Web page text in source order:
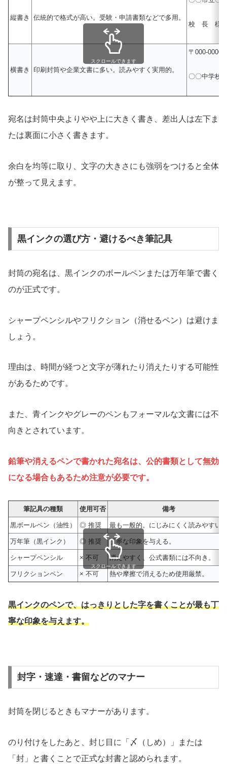
縦書き 伝統的で格式が高い。受験・申請書類などで多用。
校 長 様
横書き 印刷封筒や企業文書に多い。読みやすく実用的。
〒000-0000
〇〇中学校
スクロールできます
宛名は封筒中央よりやや上に大きく書き、差出人は左下ま
たは裏面に小さく書きます。
余白を均等に取り、文字の大きさにも強弱をつけると全体
が整って見えます。
黒インクの選び方・避けるべき筆記具
封筒の宛名は、黒インクのボールペンまたは万年筆で書く
のが正式です。
シャープペンシルやフリクション（消せるペン）は避けま
しょう。
理由は、時間が経つと文字が薄れたり消えたりする可能性
があるためです。
また、青インクやグレーのペンもフォーマルな文書には不
向きとされています。
鉛筆や消えるペンで書かれた宛名は、公的書類として無効
になる場合もあるため注意が必要です。
筆記具の種類 使用可否 備考
黒ボールペン（油性） ◎ 推奨 最も一般的。にじみにくく読みやすい
万年筆（黒インク） ◎ 推奨 丁寧な印象を与える。
シャープペンシル × 不可 消えやすく、公式書類には不向き。
フリクションペン × 不可 熱や摩擦で消えるため使用厳禁。
スクロールできます
黒インクのペンで、はっきりとした字を書くことが最も丁
寧な印象を与えます。
封字・速達・書留などのマナー
封筒を閉じるときもマナーがあります。
のり付けをしたあと、封じ目に「〆（しめ）」または
「封」と書くことで正式な封書と認められます。